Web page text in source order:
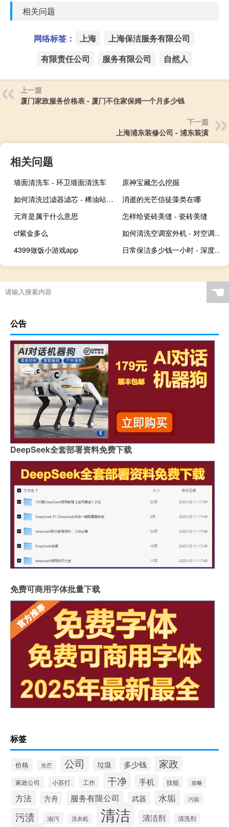
相关问题
网络标签： 上海
上海保洁服务有限公司
有限责任公司
服务有限公司 自然人
上一篇
厦门家政服务价格表 - 厦门不住家保姆一个月多少钱
下一篇
上海浦东装修公司 - 浦东装潢
相关问题
墙面清洗车 - 环卫墙面清洗车
原神宝藏怎么挖掘
如何清洗过滤器滤芯 - 稀油站过滤器滤芯怎么清洗
消逝的光芒信徒藻类在哪
元宵是属于什么意思
怎样给瓷砖美缝 - 瓷砖美缝
cf紫金多么
如何清洗空调室外机 - 对空调外机喷盐水
4399做饭小游戏app
日常保洁多少钱一小时 - 深度保洁一次多少钱
☚
公告
DeepSeek全套部署资料免费下载
免费可商用字体批量下载
标签
价格 光芒 公司 垃圾 多少钱 家政
家政公司 小苏打 工作 干净 手机 技能 攻略
方法 方舟 服务有限公司 武器 水垢 污垢
污渍 油污 洗衣机 清洁 清洁剂 清洗剂